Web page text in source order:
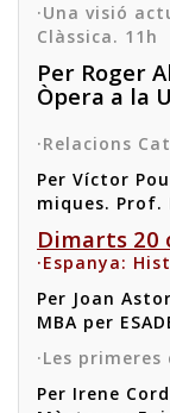
·Una visió
Clàssica. 11h
Per Roger
Òpera a la
·Relacions
Per Víctor
miques. Prof.
Dimarts 20
·Espanya:
Per Joan
MBA per
·Les
Per Irene